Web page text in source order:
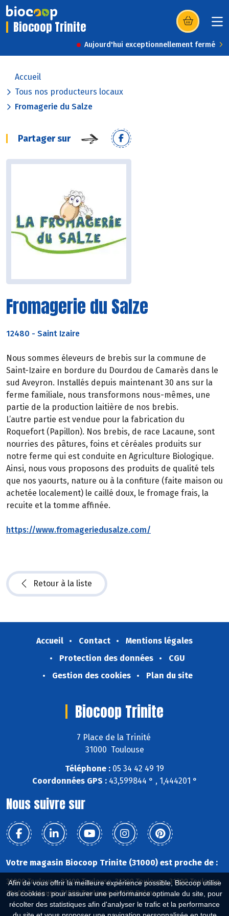
Afin de vous offrir la meilleure expérience possible, Biocoop utilise
des cookies : pour assurer une performance optimale du site, pour
récolter des statistiques afin d'analyser le trafic et la performance
Biocoop Trinite (s’ouvre dans
Aujourd'hui exceptionnellement fermé
Accueil
Tous nos producteurs locaux
Fromagerie du Salze
Partager sur
Fromagerie du Salze
12480 - Saint Izaire
Nous sommes éleveurs de brebis sur la commune de
Saint-Izaire en bordure du Dourdou de Camarès dans le
sud Aveyron. Installés depuis maintenant 30 ans sur la
ferme familiale, nous transformons nous-mêmes, une
partie de la production laitière de nos brebis.
L’autre partie est vendue pour la fabrication du
Roquefort (Papillon). Nos brebis, de race Lacaune, sont
nourries des pâtures, foins et céréales produits sur
notre ferme qui est conduite en Agriculture Biologique.
Ainsi, nous vous proposons des produits de qualité tels
que nos yaourts, nature ou à la confiture (faite maison ou
achetée localement) le caillé doux, le fromage frais, la
recuite et la tomme affinée.
https://www.fromageriedusalze.com/
Retour à la liste
Accueil Contact
Mentions légales
Protection des données
CGU
Gestion des cookies
Plan du site
Biocoop Trinite
7 Place de la Trinité
31000 Toulouse
Téléphone : 05 34 42 49 19
Coordonnées GPS :43,599844 ° , 1,444201 °
Nous suivre sur
Votre magasin Biocoop Trinite (31000) est proche de :
31000 Toulouse, 31100 Toulouse, 31200 Toulouse, 31300 Toulouse,
31400 Toulouse, 31500 Toulouse, 31130 Balma